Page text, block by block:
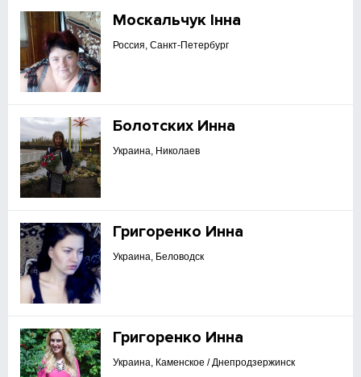
Москальчук Інна
Россия, Санкт-Петербург
Болотских Инна
Украина, Николаев
Григоренко Инна
Украина, Беловодск
Григоренко Инна
Украина, Каменское / Днепродзержинск